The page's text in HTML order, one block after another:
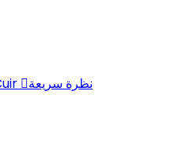
نظرة سريعة